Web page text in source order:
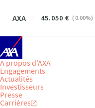
AXA 45.050 ( 0.00%)
A propos d'AXA
Engagements
Actualités
Investisseurs
Presse
Carrières